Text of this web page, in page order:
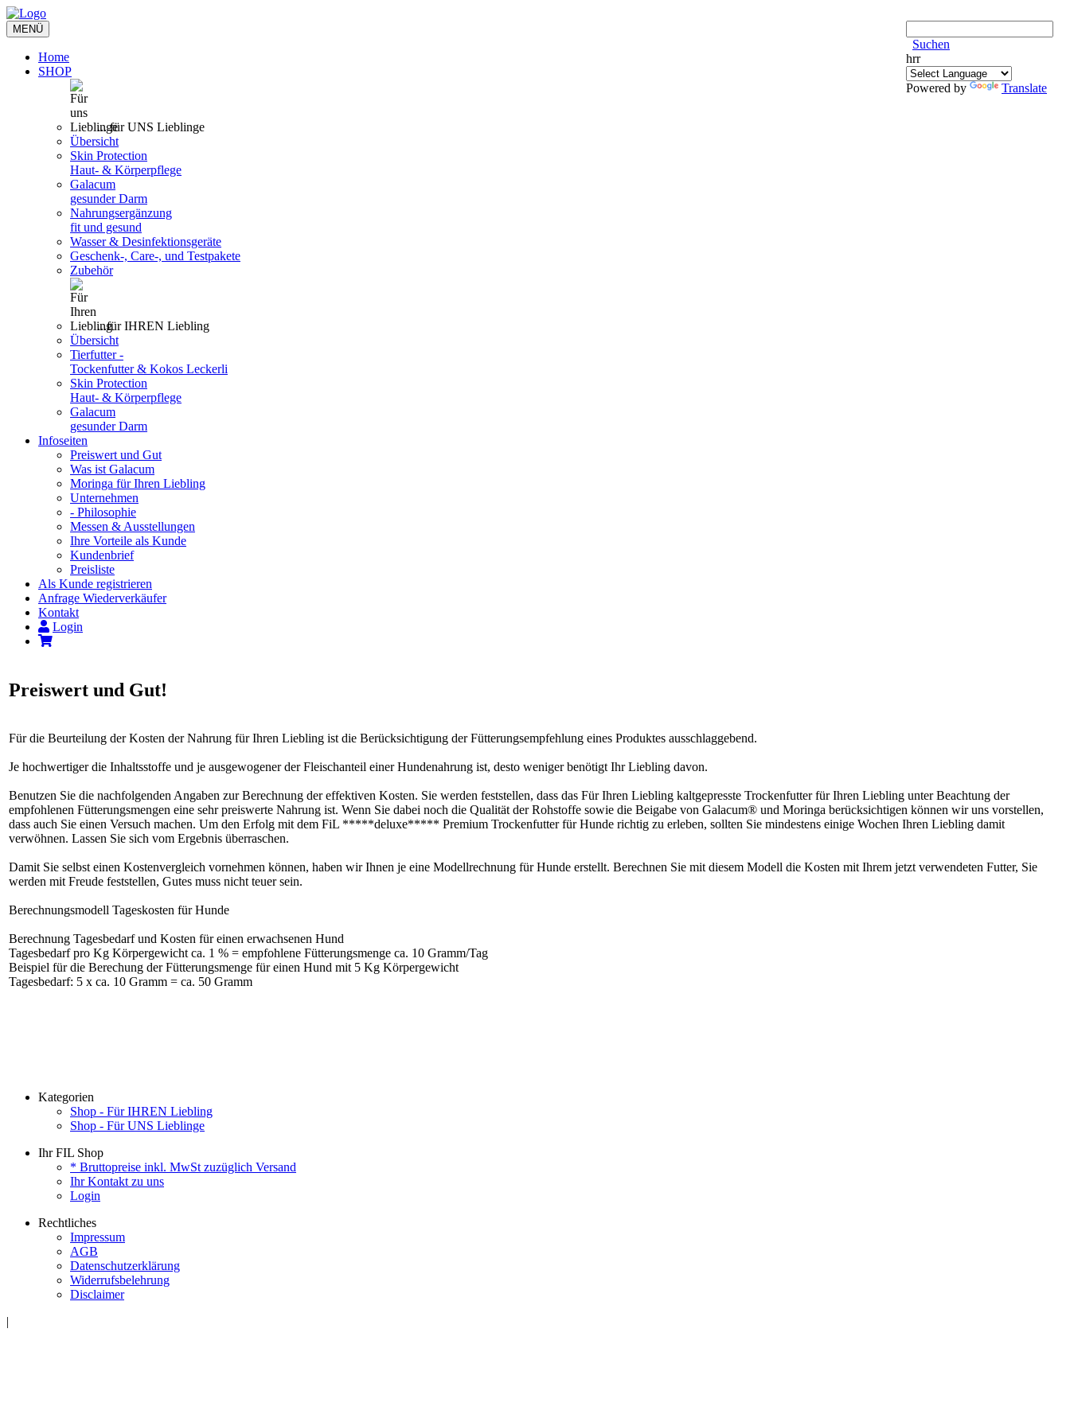
Suchen
hrr
Powered by Translate
Toggle
navigation
MENÜ
Home
SHOP
... für UNS Lieblinge
Übersicht
Skin Protection
Haut- & Körperpflege
Galacum
gesunder Darm
Nahrungsergänzung
fit und gesund
Wasser & Desinfektionsgeräte
Geschenk-, Care-, und Testpakete
Zubehör
...für IHREN Liebling
Übersicht
Tierfutter -
Tockenfutter & Kokos Leckerli
Skin Protection
Haut- & Körperpflege
Galacum
gesunder Darm
Infoseiten
Preiswert und Gut
Was ist Galacum
Moringa für Ihren Liebling
Unternehmen
- Philosophie
Messen & Ausstellungen
Ihre Vorteile als Kunde
Kundenbrief
Preisliste
Als Kunde registrieren
Anfrage Wiederverkäufer
Kontakt
Login
Preiswert und Gut!
Für die Beurteilung der Kosten der Nahrung für Ihren Liebling ist die Berücksichtigung der Fütterungsempfehlung eines Produktes ausschlaggebend.
Je hochwertiger die Inhaltsstoffe und je ausgewogener der Fleischanteil einer Hundenahrung ist, desto weniger benötigt Ihr Liebling davon.
Benutzen Sie die nachfolgenden Angaben zur Berechnung der effektiven Kosten. Sie werden feststellen, dass das Für Ihren Liebling kaltgepresste Trockenfutter für Ihren Liebling unter Beachtung der
empfohlenen Fütterungsmengen eine sehr preiswerte Nahrung ist. Wenn Sie dabei noch die Qualität der Rohstoffe sowie die Beigabe von Galacum® und Moringa berücksichtigen können wir uns vorstellen,
dass auch Sie einen Versuch machen. Um den Erfolg mit dem FiL *****deluxe***** Premium Trockenfutter für Hunde richtig zu erleben, sollten Sie mindestens einige Wochen Ihren Liebling damit
verwöhnen. Lassen Sie sich vom Ergebnis überraschen.
Damit Sie selbst einen Kostenvergleich vornehmen können, haben wir Ihnen je eine Modellrechnung für Hunde erstellt. Berechnen Sie mit diesem Modell die Kosten mit Ihrem jetzt verwendeten Futter, Sie
werden mit Freude feststellen, Gutes muss nicht teuer sein.
Berechnungsmodell Tageskosten für Hunde
Berechnung Tagesbedarf und Kosten für einen erwachsenen Hund
Tagesbedarf pro Kg Körpergewicht ca. 1 % = empfohlene Fütterungsmenge ca. 10 Gramm/Tag
Beispiel für die Berechung der Fütterungsmenge für einen Hund mit 5 Kg Körpergewicht
Tagesbedarf: 5 x ca. 10 Gramm = ca. 50 Gramm
Kategorien
Shop - Für IHREN Liebling
Shop - Für UNS Lieblinge
Ihr FIL Shop
* Bruttopreise inkl. MwSt zuzüglich Versand
Ihr Kontakt zu uns
Login
Rechtliches
Impressum
AGB
Datenschutzerklärung
Widerrufsbelehrung
Disclaimer
|